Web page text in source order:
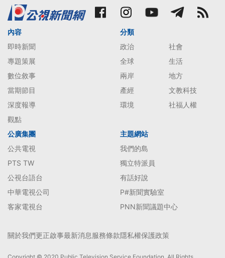
內容
即時新聞
專題策展
數位敘事
當期節目
深度報導
觀點
分類
政治
社會
全球
生活
兩岸
地方
產經
文教科技
環境
社福人權
公廣集團
公共電視
PTS TW
公視台語台
中華電視公司
客家電視台
主題網站
我們的島
獨立特派員
有話好說
P#新聞實驗室
PNN新聞議題中心
關於我們更正啟事最新消息服務條款隱私權保護政策